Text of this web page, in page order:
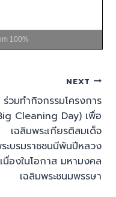
100%
NEXT
ร่วมทำกิจกรรมโครงการ
Cleaning Day) เพื่อ
เฉลิมพระเกียรติสมเด็จ
ะบรมราชชนนีพันปีหลวง
เนื่องในโอกาส มหามงคล
เฉลิมพระชนมพรรษา